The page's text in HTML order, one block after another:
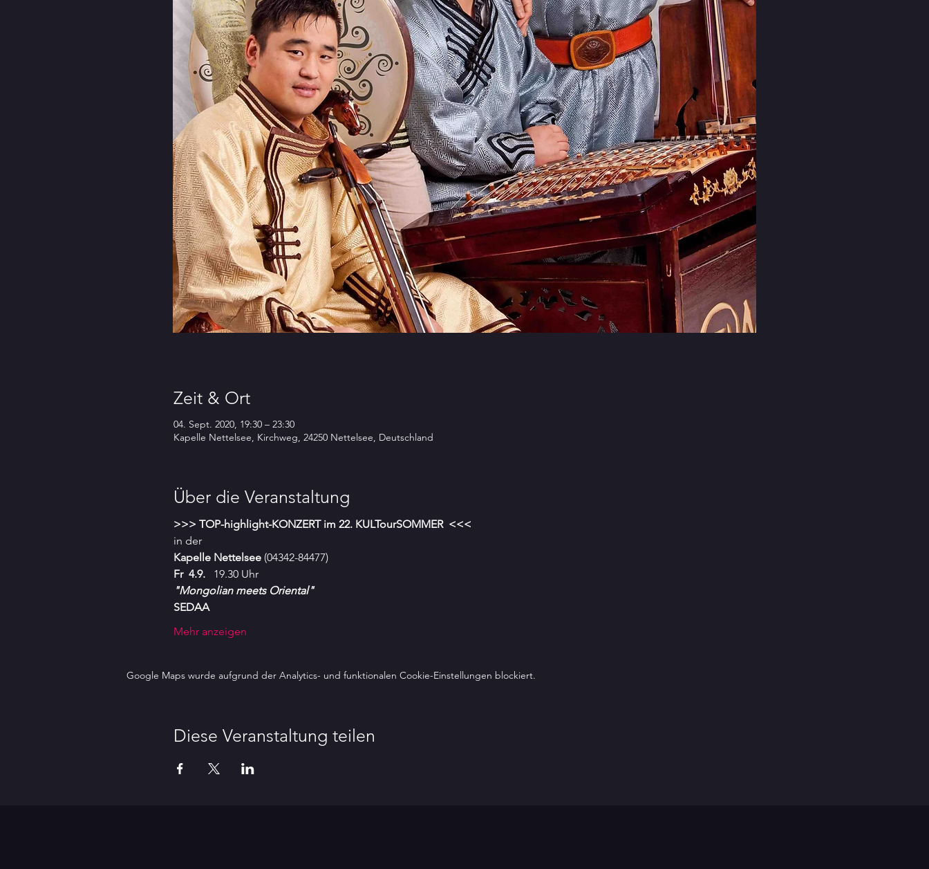
Zeit & Ort
04. Sept. 2020, 19:30 – 23:30
Kapelle Nettelsee, Kirchweg, 24250 Nettelsee, Deutschland
Über die Veranstaltung
>>> TOP-highlight-KONZERT im 22. KULTourSOMMER  <<<
in der
Kapelle Nettelsee (04342-84477)
Fr  4.9.
19.30 Uhr
"Mongolian meets Oriental"
SEDAA
Mehr anzeigen
Google Maps wurde aufgrund der Analytics- und funktionalen Cookie-Einstellungen blockiert.
Diese Veranstaltung teilen